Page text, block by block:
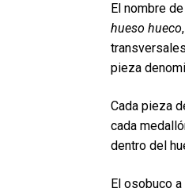
El nombre
hueso hueco
pieza
Cada pieza
cada
dentro del
El osobuco